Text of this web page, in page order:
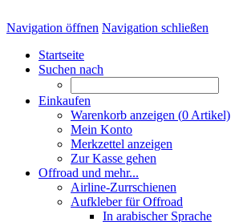
Navigation öffnen Navigation schließen
Startseite
Suchen nach
Einkaufen
Warenkorb anzeigen (0 Artikel)
Mein Konto
Merkzettel anzeigen
Zur Kasse gehen
Offroad und mehr...
Airline-Zurrschienen
Aufkleber für Offroad
In arabischer Sprache